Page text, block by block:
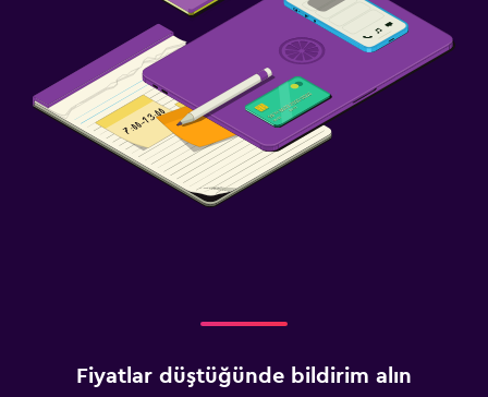
Fiyatlar düştüğünde bildirim alın